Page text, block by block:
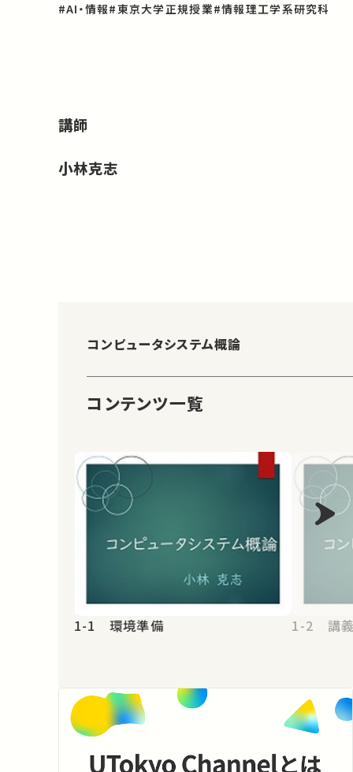
#AI・情報#東京大学正規授業#情報理工学系研究科
講師
小林克志
コンピュータシステム概論
コンテンツ一覧
1-1 環境準備 1-2 講義